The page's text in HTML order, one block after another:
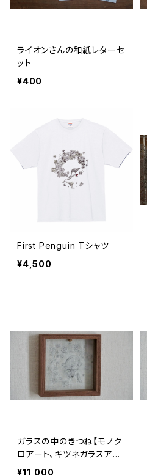
ライオンさんの和紙レターセ
ット
¥400
First Penguin Tシャツ
¥4,500
ガラスの中のきつね【モノク
ロアート、キツネガラスアー
ト、絵画】
¥11,000